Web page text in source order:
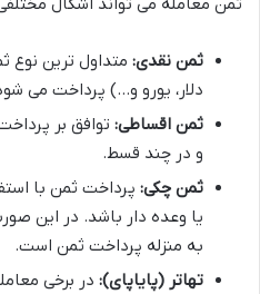
ثمن معامله می تواند اشکال
ثمن نقدی: متداول ترین نوع
دلار، یورو و…) پرداخت می
ثمن اقساطی: توافق بر
و در چند قسط.
ثمن چکی: پرداخت ثمن با
یا وعده دار باشد. در این
به منزله پرداخت ثمن است.
تهاتر (پایاپای): در برخی